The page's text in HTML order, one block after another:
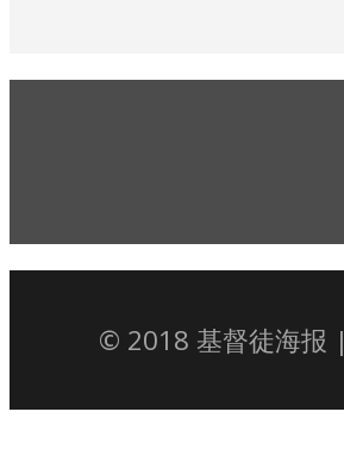
© 2018 基督徒海报 |